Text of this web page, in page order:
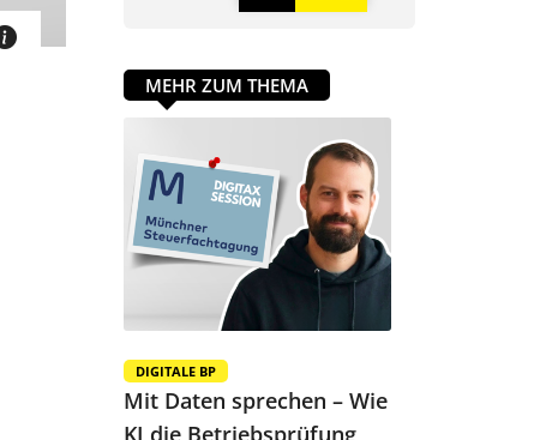
MEHR ZUM THEMA
DIGITALE BP
Mit Daten sprechen – Wie